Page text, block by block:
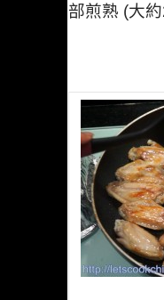
部煎熟 (大